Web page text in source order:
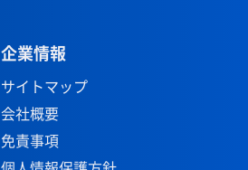
企業情報
サイトマップ
会社概要
免責事項